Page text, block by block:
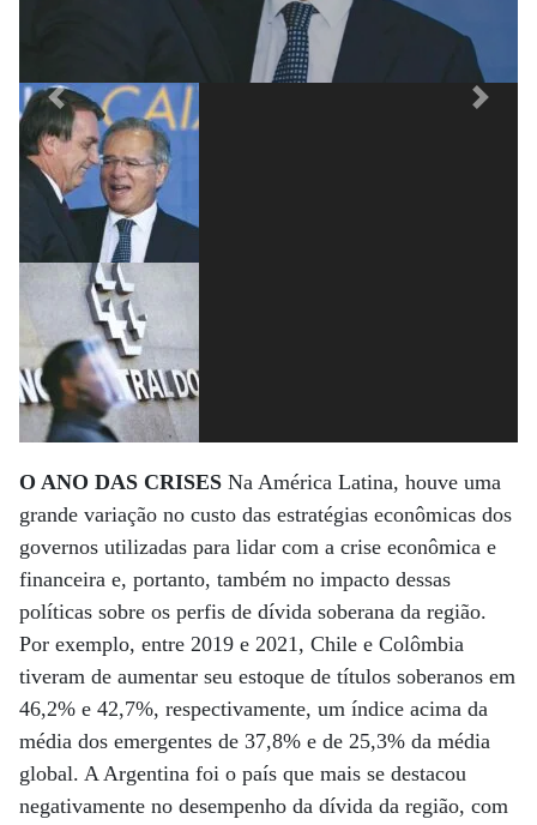
Previous Next
O ANO DAS CRISES Na América Latina, houve uma
grande variação no custo das estratégias econômicas dos
governos utilizadas para lidar com a crise econômica e
financeira e, portanto, também no impacto dessas
políticas sobre os perfis de dívida soberana da região.
Por exemplo, entre 2019 e 2021, Chile e Colômbia
tiveram de aumentar seu estoque de títulos soberanos em
46,2% e 42,7%, respectivamente, um índice acima da
média dos emergentes de 37,8% e de 25,3% da média
global. A Argentina foi o país que mais se destacou
negativamente no desempenho da dívida da região, com